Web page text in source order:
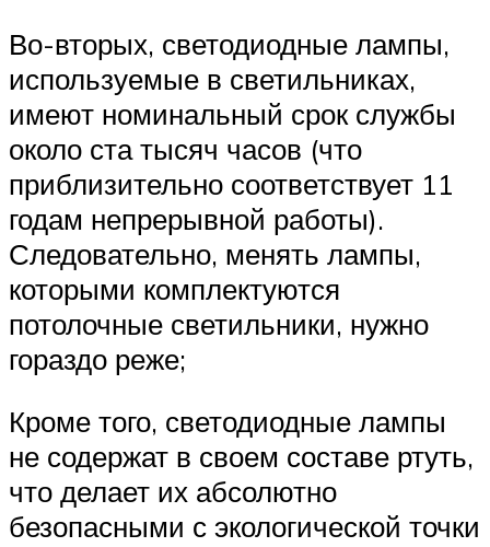
Во-вторых, светодиодные лампы,
используемые в светильниках,
имеют номинальный срок службы
около ста тысяч часов (что
приблизительно соответствует 11
годам непрерывной работы).
Следовательно, менять лампы,
которыми комплектуются
потолочные светильники, нужно
гораздо реже;
Кроме того, светодиодные лампы
не содержат в своем составе ртуть,
что делает их абсолютно
безопасными с экологической точки